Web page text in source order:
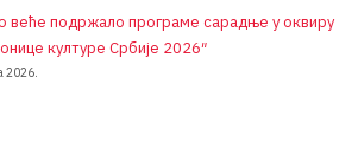
веће подржало програме сарадње у оквиру
културе Србије 2026″
2026.